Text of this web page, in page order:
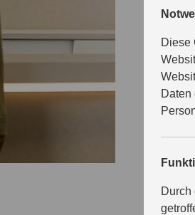
Diese
Daten
Durch
daran,